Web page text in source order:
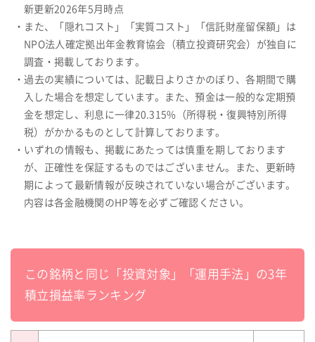
新更新2026年5月時点
・また、「隠れコスト」「実質コスト」「信託財産留保額」は
NPO法人確定拠出年金教育協会（積立投資研究会）が独自に
調査・掲載しております。
・過去の実績については、記載日よりさかのぼり、各期間で購
入した場合を想定しています。また、預金は一般的な定期預
金を想定し、利息に一律20.315%（所得税・復興特別所得
税）がかかるものとして計算しております。
・いずれの情報も、掲載にあたっては慎重を期しております
が、正確性を保証するものではございません。また、更新時
期によって最新情報が反映されていない場合がございます。
内容は各金融機関のHP等を必ずご確認ください。
この銘柄と同じ「投資対象」「運用手法」の3年
積立損益率ランキング